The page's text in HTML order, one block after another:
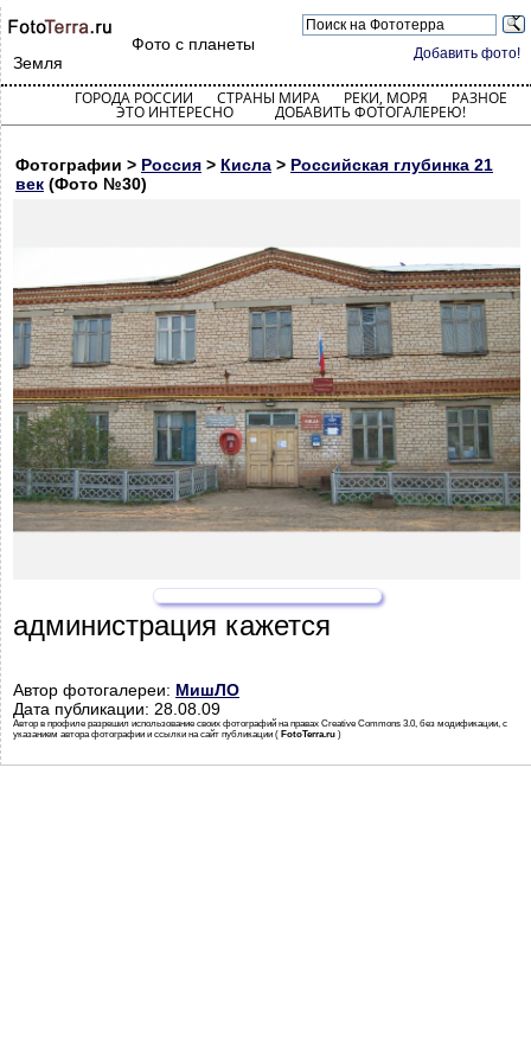
Добавить фото!
Фото с планеты
Земля
ГОРОДА РОССИИ СТРАНЫ МИРА РЕКИ, МОРЯ РАЗНОЕ
ЭТО ИНТЕРЕСНО ДОБАВИТЬ ФОТОГАЛЕРЕЮ!
Фотографии > Россия > Кисла > Российская глубинка 21
век (Фото №30)
администрация кажется
Автор фотогалереи: МишЛО
Дата публикации: 28.08.09
Автор в профиле разрешил использование своих фотографий на правах Creative Commons 3.0, без модификации, с
указанием автора фотографии и ссылки на сайт публикации ( FotoTerra.ru )